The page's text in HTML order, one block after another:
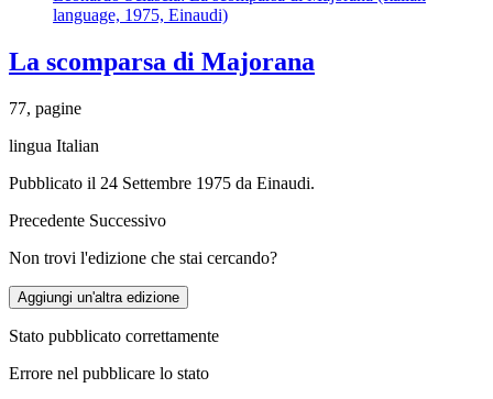
language, 1975, Einaudi)
La scomparsa di Majorana
77, pagine
lingua Italian
Pubblicato il 24 Settembre 1975 da Einaudi.
Precedente Successivo
Non trovi l'edizione che stai cercando?
Aggiungi un'altra edizione
Stato pubblicato correttamente
Errore nel pubblicare lo stato